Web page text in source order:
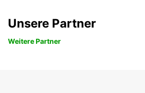
Unsere Partner
Weitere Partner